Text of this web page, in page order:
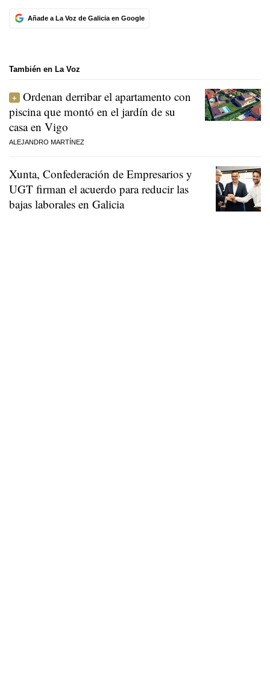
Añade a La Voz de Galicia en Google
También en La Voz
Ordenan derribar el apartamento con
piscina que montó en el jardín de su
casa en Vigo
ALEJANDRO MARTÍNEZ
Xunta, Confederación de Empresarios y
UGT firman el acuerdo para reducir las
bajas laborales en Galicia